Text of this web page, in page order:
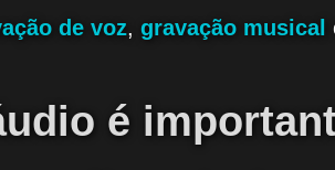
de voz, gravação musical
é